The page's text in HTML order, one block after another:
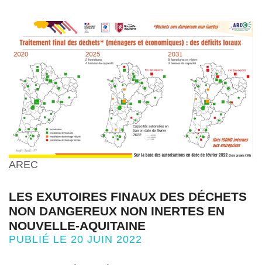
AREC
LES EXUTOIRES FINAUX DES DÉCHETS
NON DANGEREUX NON INERTES EN
NOUVELLE-AQUITAINE
PUBLIÉ LE 20 JUIN 2022